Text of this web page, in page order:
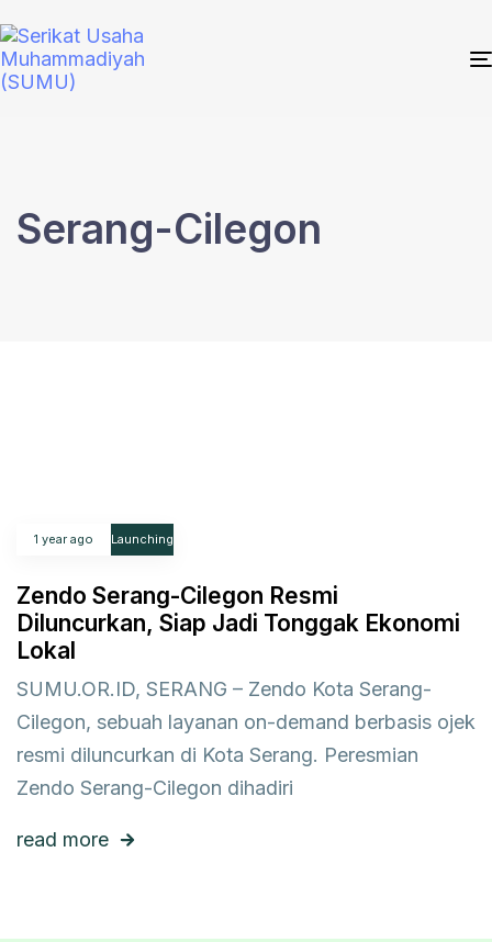
Serang-Cilegon
1 year ago Launching
Zendo Serang-Cilegon Resmi
Diluncurkan, Siap Jadi Tonggak Ekonomi
Lokal
SUMU.OR.ID, SERANG – Zendo Kota Serang-
Cilegon, sebuah layanan on-demand berbasis ojek
resmi diluncurkan di Kota Serang. Peresmian
Zendo Serang-Cilegon dihadiri
read more